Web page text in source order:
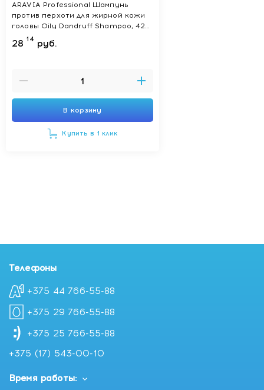
ARAVIA Professional Шампунь
против перхоти для жирной кожи
головы Oily Dandruff Shampoo, 420
28 14 руб.
В корзину
Купить в 1 клик
Телефоны
+375 44 766-55-88
+375 29 766-55-88
+375 25 766-55-88
+375 (17) 543-00-10
Время работы: